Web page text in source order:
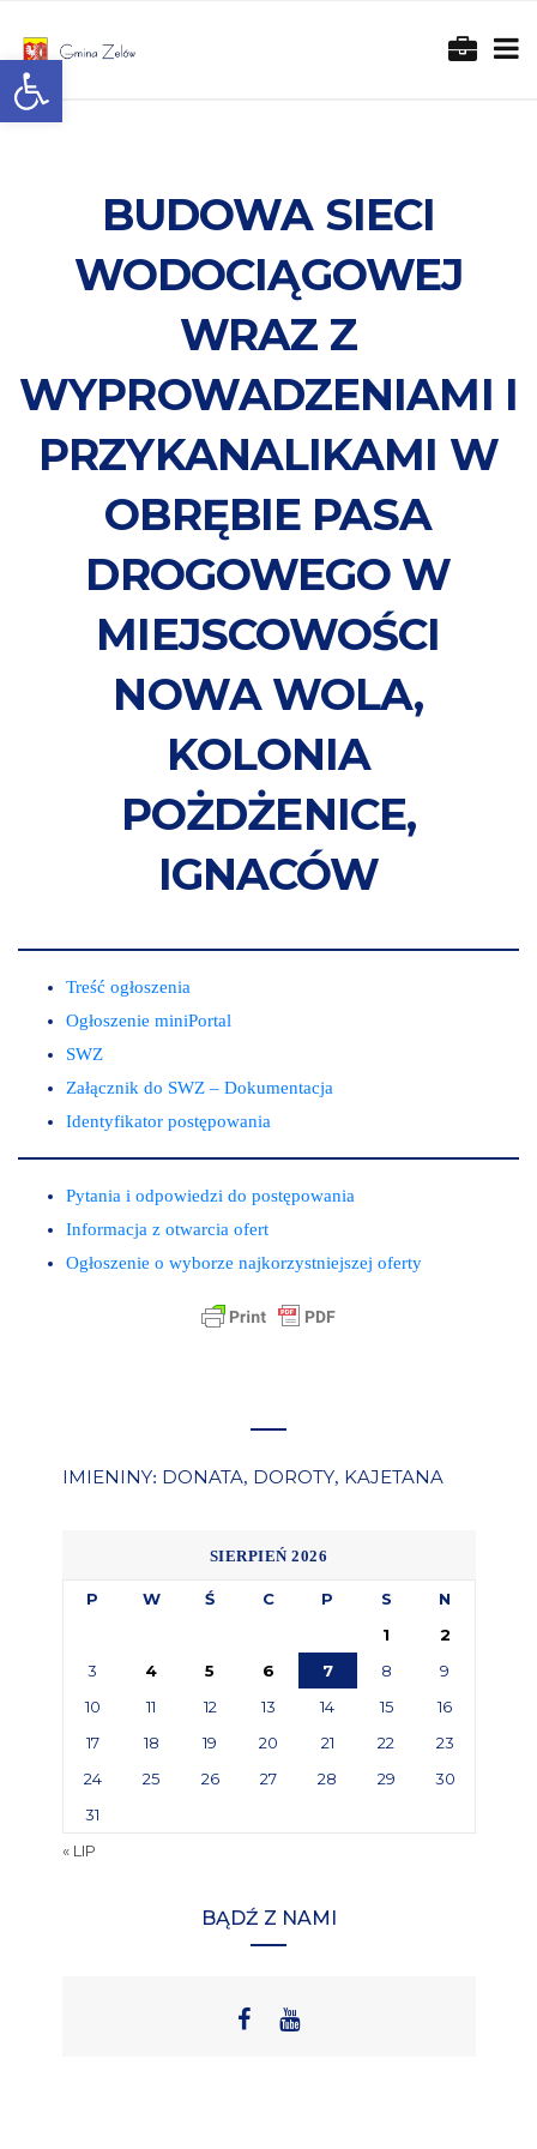
Otwórz pasek narzędzi
BUDOWA SIECI
WODOCIĄGOWEJ
WRAZ Z
WYPROWADZENIAMI I
PRZYKANALIKAMI W
OBRĘBIE PASA
DROGOWEGO W
MIEJSCOWOŚCI
NOWA WOLA,
KOLONIA
POŻDŻENICE,
IGNACÓW
Treść ogłoszenia
Ogłoszenie miniPortal
SWZ
Załącznik do SWZ – Dokumentacja
Identyfikator postępowania
Pytania i odpowiedzi do postępowania
Informacja z otwarcia ofert
Ogłoszenie o wyborze najkorzystniejszej oferty
IMIENINY: DONATA, DOROTY, KAJETANA
SIERPIEŃ 2026
P W Ś C P S
N
1
2
3
4 5 6 7 8
9
10
11 12 13 14 15
16
17
18 19 20 21 22
23
24
25 26 27 28 29
30
31
« LIP
BĄDŹ Z NAMI